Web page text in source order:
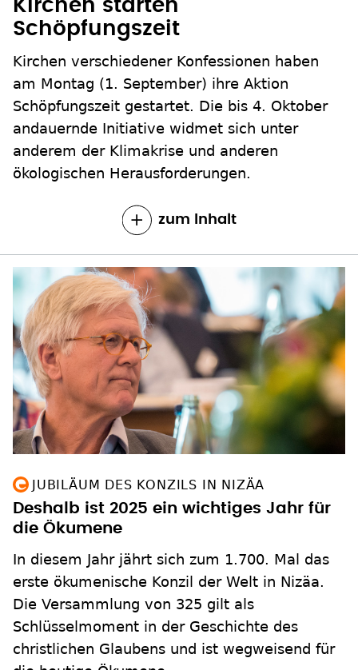
Kirchen starten
Schöpfungszeit
Kirchen verschiedener Konfessionen haben
am Montag (1. September) ihre Aktion
Schöpfungszeit gestartet. Die bis 4. Oktober
andauernde Initiative widmet sich unter
anderem der Klimakrise und anderen
ökologischen Herausforderungen.
zum Inhalt
JUBILÄUM DES KONZILS IN NIZÄA
Deshalb ist 2025 ein wichtiges Jahr für
die Ökumene
In diesem Jahr jährt sich zum 1.700. Mal das
erste ökumenische Konzil der Welt in Nizäa.
Die Versammlung von 325 gilt als
Schlüsselmoment in der Geschichte des
christlichen Glaubens und ist wegweisend für